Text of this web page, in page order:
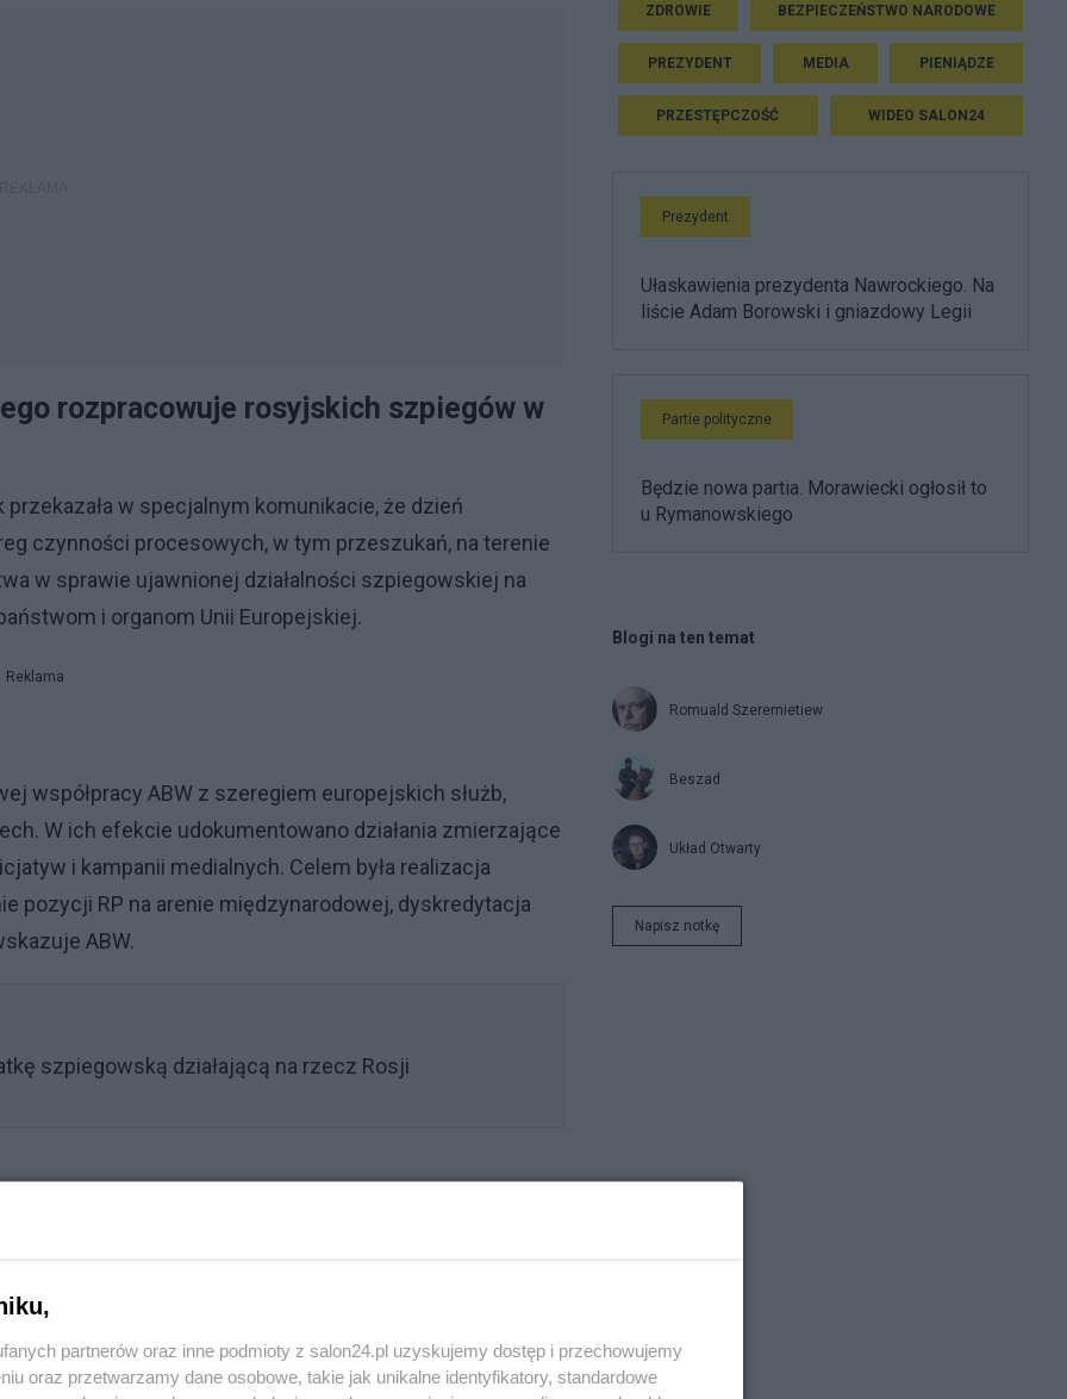
rozpracowuje rosyjskich szpiegów w
w specjalnym komunikacie, że dzień
czynności procesowych, w tym przeszukań, na terenie
w sprawie ujawnionej działalności szpiegowskiej na
i organom Unii Europejskiej.
Reklama
współpracy ABW z szeregiem europejskich służb,
W ich efekcie udokumentowano działania zmierzające
i kampanii medialnych. Celem była realizacja
pozycji RP na arenie międzynarodowej, dyskredytacja
ABW.
szpiegowską działającą na rzecz Rosji
internetowy o zasięgu międzynarodowym voice-of-
komentarze czy wywiady o tendencyjnym,
ZDROWIE BEZPIECZEŃSTWO NARODOWE
PREZYDENT MEDIA PIENIĄDZE
PRZESTĘPCZOŚĆ WIDEO SALON24
Prezydent
Ułaskawienia prezydenta Nawrockiego. Na
liście Adam Borowski i gniazdowy Legii
Partie polityczne
Będzie nowa partia. Morawiecki ogłosił to
u Rymanowskiego
Blogi na ten temat
Romuald Szeremietiew
Beszad
Układ Otwarty
Napisz notkę
partnerów oraz inne podmioty z salon24.pl uzyskujemy dostęp i przechowujemy
oraz przetwarzamy dane osobowe, takie jak unikalne identyfikatory, standardowe